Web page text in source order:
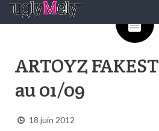
AIRTRAINERPEDIA
STREET ART
ARTOYZ
au 01/09
18 juin 2012